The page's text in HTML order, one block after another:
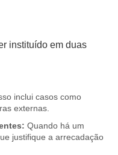
instituído em duas
inclui casos como
externas.
Quando há um
justifique a arrecadação